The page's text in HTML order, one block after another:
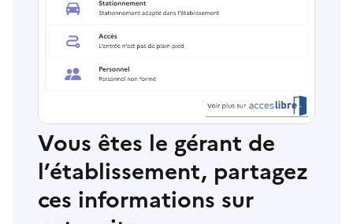
Vous êtes le gérant de
l’établissement, partagez
ces informations sur